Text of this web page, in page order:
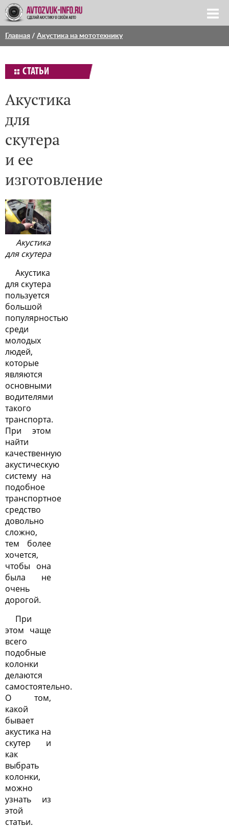
Главная / Акустика на мототехнику
СТАТЬИ
Акустика
для
скутера
и ее
изготовление
Акустика
для скутера
Акустика
для скутера
пользуется
большой
популярностью
среди
молодых
людей,
которые
являются
основными
водителями
такого
транспорта.
При этом
найти
качественную
акустическую
систему на
подобное
транспортное
средство
довольно
сложно,
тем более
хочется,
чтобы она
была не
очень
дорогой.
При
этом чаще
всего
подобные
колонки
делаются
самостоятельно.
О том,
какой
бывает
акустика на
скутер и
как
выбрать
колонки,
можно
узнать из
этой
статьи.